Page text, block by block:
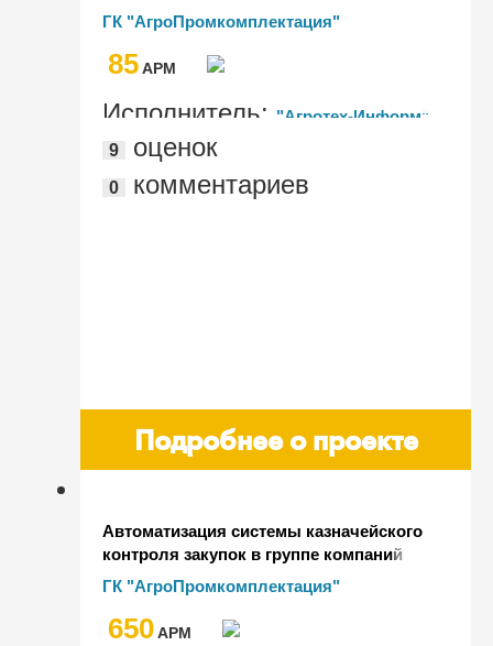
подсистемы учета лабораторных
исследований
ГК "АгроПромкомплектация"
85AРМ
Исполнитель: "Агротех-Информ"
9
оценок
0 комментариев
Подробнее о проекте
Автоматизация системы казначейского
контроля закупок в группе компаний
"АгроПромкомплектация"
ГК "АгроПромкомплектация"
650AРМ